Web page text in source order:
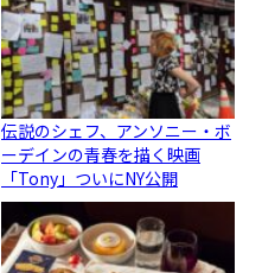
伝説のシェフ、アンソニー・ボ
ーデインの青春を描く映画
「Tony」ついにNY公開